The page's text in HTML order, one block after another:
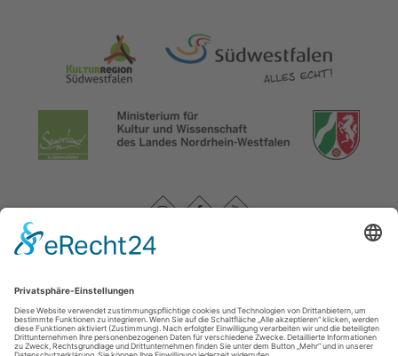
WasserEisenland e. V.
c/o FD 40 Kultur und Tourismus des Märkischen
Kreises / Bismarckstr. 15
58762 Altena